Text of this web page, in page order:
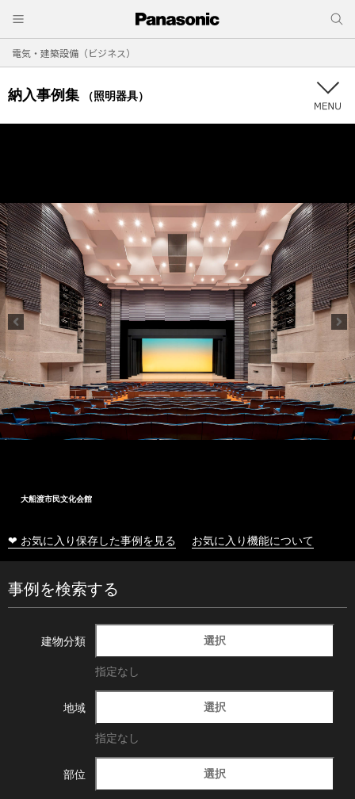
電気・建築設備（ビジネス）
納入事例集 （照明器具）
大船渡市民文化会館
❤ お気に入り保存した事例を見る お気に入り機能について
事例を検索する
建物分類 選択
指定なし
地域 選択
指定なし
部位 選択